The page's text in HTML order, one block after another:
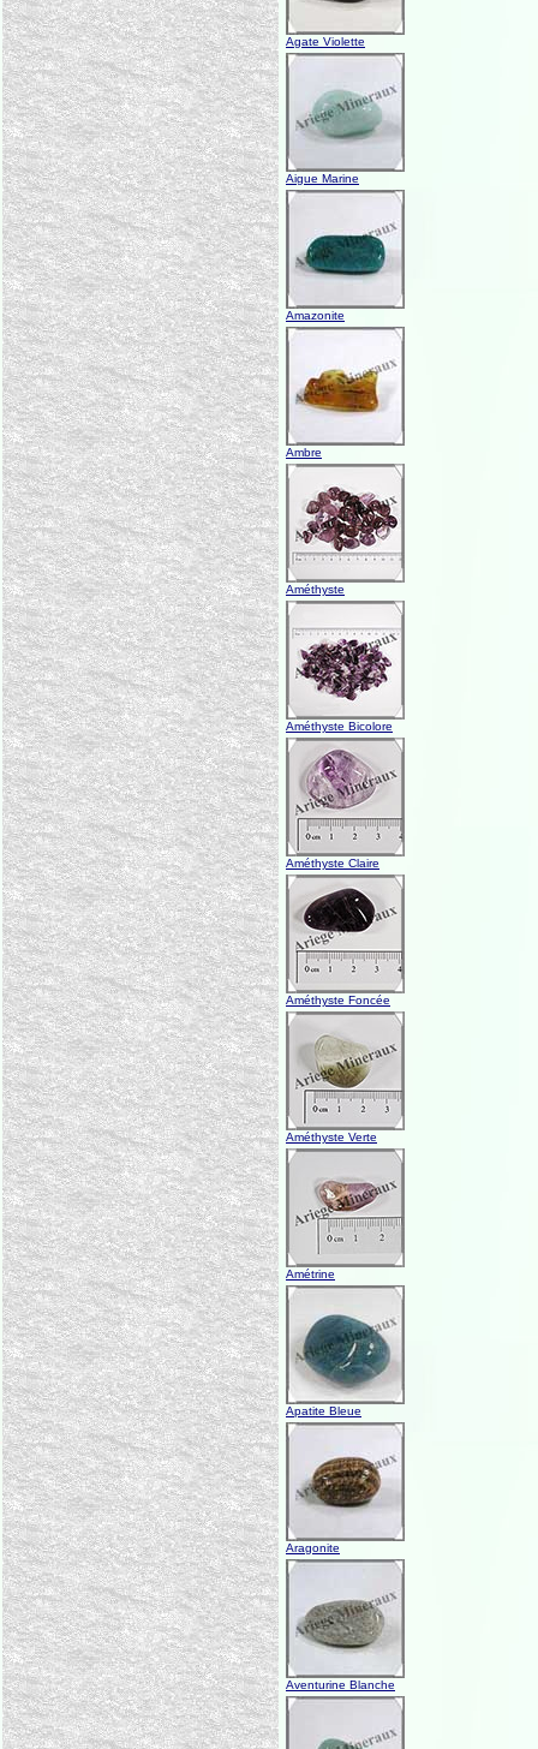
Agate Violette
Aigue Marine
Amazonite
Ambre
Améthyste
Améthyste Bicolore
Améthyste Claire
Améthyste Foncée
Améthyste Verte
Amétrine
Apatite Bleue
Aragonite
Aventurine Blanche